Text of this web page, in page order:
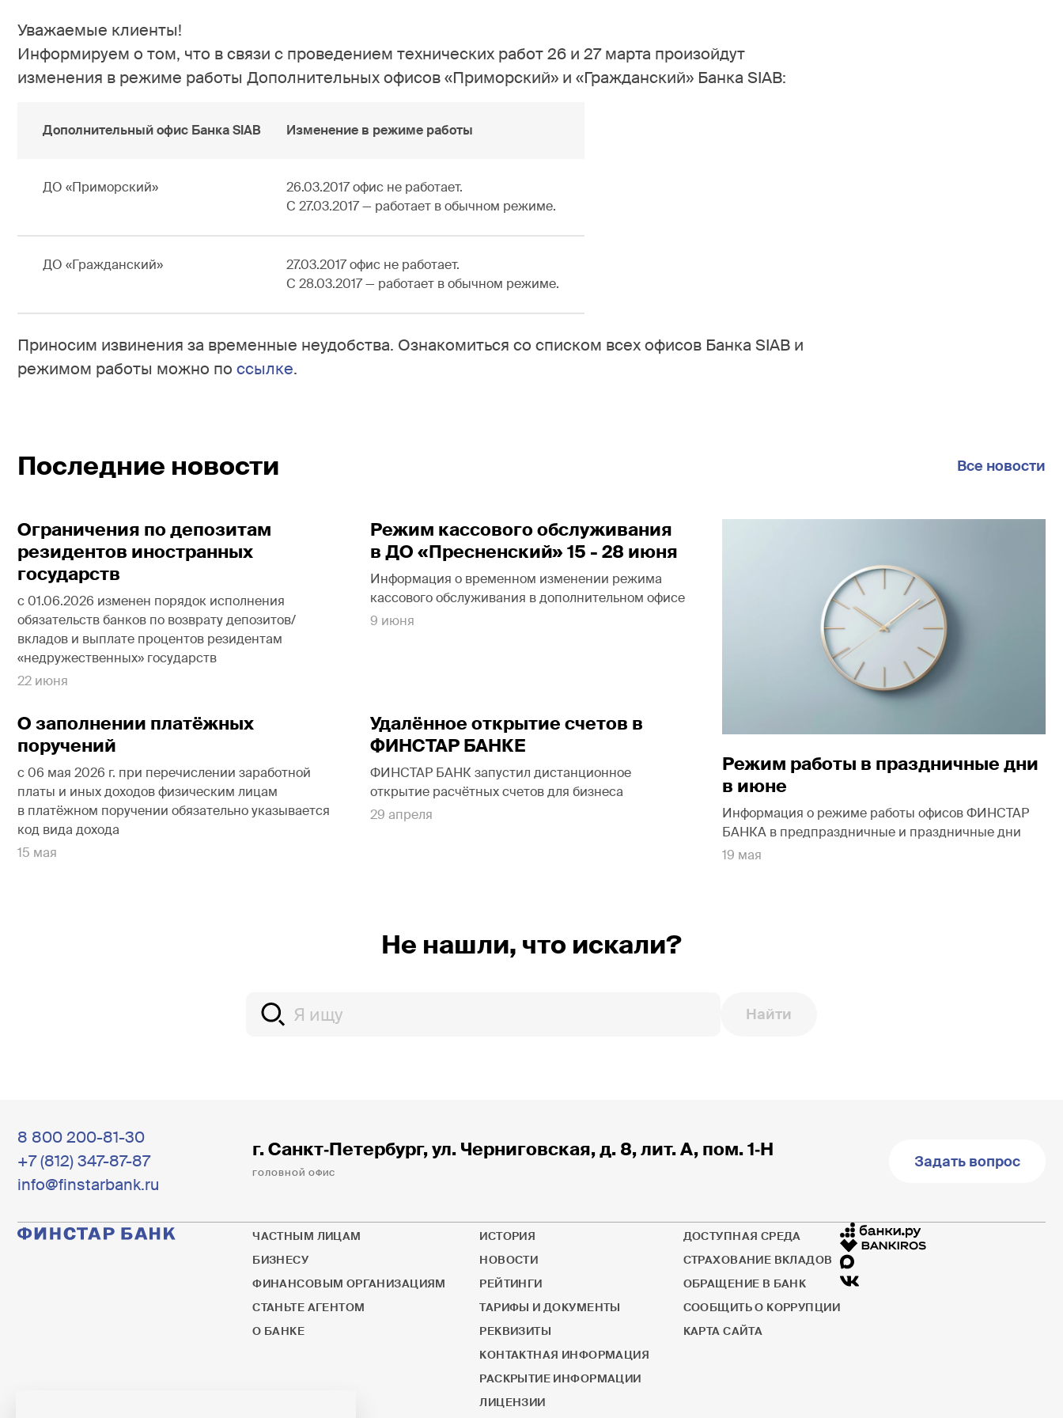
Уважаемые клиенты!
Информируем о том, что в связи с проведением технических работ 26 и 27 марта произойдут
изменения в режиме работы Дополнительных офисов «Приморский» и «Гражданский» Банка SIAB:
Дополнительный офис Банка SIAB Изменение в режиме работы
ДО «Приморский»
26.03.2017 офис не работает.
С 27.03.2017 — работает в обычном режиме.
ДО «Гражданский»
27.03.2017 офис не работает.
С 28.03.2017 — работает в обычном режиме.
Приносим извинения за временные неудобства. Ознакомиться со списком всех офисов Банка SIAB и
режимом работы можно по ссылке.
Последние новости Все новости
Ограничения по депозитам
резидентов иностранных
государств
с 01.06.2026 изменен порядок исполнения
обязательств банков по возврату депозитов/
вкладов и выплате процентов резидентам
«недружественных» государств
22 июня
Режим кассового обслуживания
в ДО «Пресненский» 15 - 28 июня
Информация о временном изменении режима
кассового обслуживания в дополнительном офисе
9 июня
Режим работы в праздничные дни
в июне
Информация о режиме работы офисов ФИНСТАР
БАНКА в предпраздничные и праздничные дни
19 мая
О заполнении платёжных
поручений
с 06 мая 2026 г. при перечислении заработной
платы и иных доходов физическим лицам
в платёжном поручении обязательно указывается
код вида дохода
15 мая
Удалённое открытие счетов в
ФИНСТАР БАНКЕ
ФИНСТАР БАНК запустил дистанционное
открытие расчётных счетов для бизнеса
29 апреля
Не нашли, что искали?
Найти
8 800 200-81-30
+7 (812) 347-87-87
info@finstarbank.ru
г. Санкт‐Петербург, ул. Черниговская, д. 8, лит. А, пом. 1‐Н
ГОЛОВНОЙ ОФИС
Задать вопрос
ЧАСТНЫМ ЛИЦАМ
БИЗНЕСУ
ФИНАНСОВЫМ ОРГАНИЗАЦИЯМ
СТАНЬТЕ АГЕНТОМ
О БАНКЕ
ИСТОРИЯ
НОВОСТИ
РЕЙТИНГИ
ТАРИФЫ И ДОКУМЕНТЫ
РЕКВИЗИТЫ
КОНТАКТНАЯ ИНФОРМАЦИЯ
РАСКРЫТИЕ ИНФОРМАЦИИ
ЛИЦЕНЗИИ
ДОСТУПНАЯ СРЕДА
СТРАХОВАНИЕ ВКЛАДОВ
ОБРАЩЕНИЕ В БАНК
СООБЩИТЬ О КОРРУПЦИИ
КАРТА САЙТА